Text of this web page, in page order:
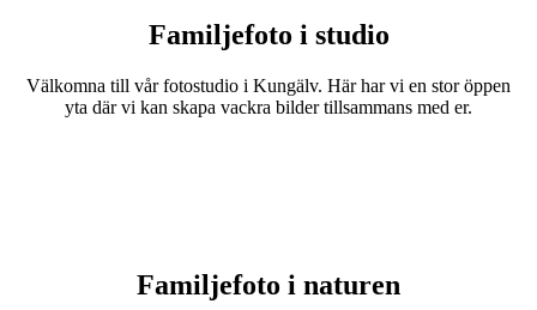
Familjefoto i studio
Välkomna till vår fotostudio i Kungälv. Här har vi en stor öppen
yta där vi kan skapa vackra bilder tillsammans med er.
Familjefoto i naturen